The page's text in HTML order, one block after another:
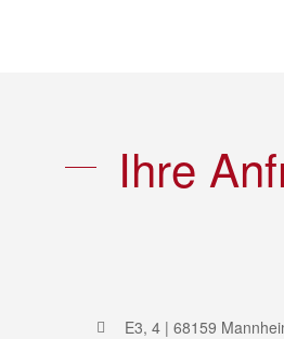
Ihre
E3, 4 | 68159